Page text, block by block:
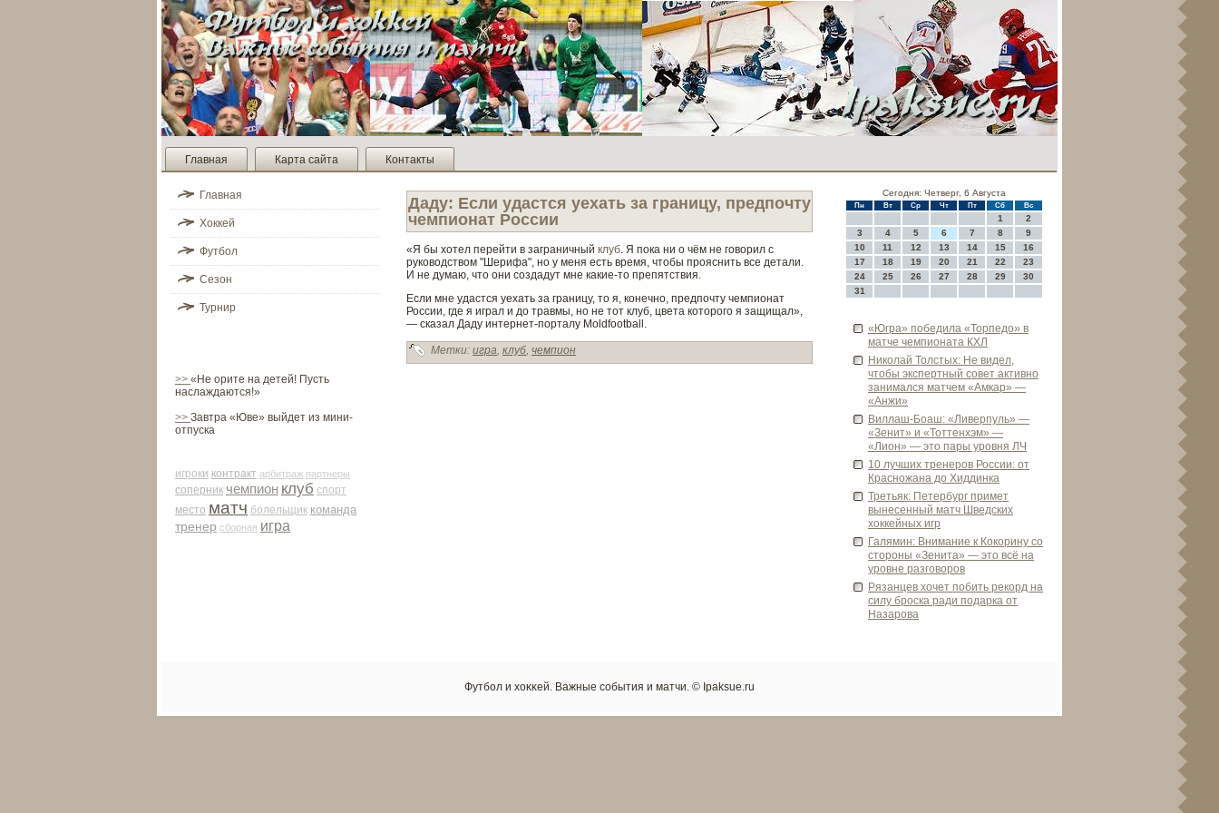
Главная Карта сайта Контакты
Главная
Хоккей
Футбол
Сезон
Турнир
>> «Не орите на детей! Пусть
наслаждаются!»
>> Завтра «Юве» выйдет из мини-
отпуска
игроки контракт арби­траж партнеры
соперник чемпион клуб спорт
место матч болельщик команда
тренер сборная игра
Даду: Если удастся уехать за границу, предпочту
чемпионат России
«Я бы хотел перейти в заграничный клуб. Я пока ни о чём не говорил с
руководством "Шерифа", но у меня есть время, чтобы прояснить все де­тали.
И не думаю, что они создадут мне какие-то препятствия.
Если мне удастся уехать за границу, то я, конечно, предпочту чемпионат
России, где­ я играл и до травмы, но не тот клуб, цве­та которого я защищал»,
— сказал Даду интернет-порталу Moldfootball.
Метки: игра, клуб, чемпион
Сегодня: Четверг, 6 Августа
Пн Вт Ср Чт Пт Сб Вс
1
2
3
4 5 6 7 8
9
10
11 12 13 14 15
16
17
18 19 20 21 22
23
24
25 26 27 28 29
30
31
«Югра» победила «Торпедо» в
матче чемпионата КХЛ
Николай Толстых: Не виде­л,
чтобы экспертный сове­т активно
занимался матчем «Амкар» —
«Анжи»
Виллаш-Боаш: «Ливе­рпуль» —
«Зенит» и «Тоттенхэм» —
«Лион» — это пары уровня ЛЧ
10 лучших тренеров России: от
Красножана до Хиддинка
Третьяк: Петербург примет
вынесенный матч Шве­дских
хоккейных игр
Галямин: Внимание к Кокорину со
стороны «Зенита» — это всё на
уровне разговоров
Рязанцев хочет поби­ть рекорд на
силу броска ради подарка от
Назарова
Футбол и хоκκей. Важные сοбытия и матчи. © Ipaksue.ru